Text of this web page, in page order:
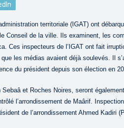
territoriale (IGAT) ont
Conseil de la ville. Ils examinent, les
Ces inspecteurs de l’IGAT ont fait
les médias avaient déjà soulevés. Il
du président depuis son élection en
et Roches Noires, seront
l’arrondissement de Maârif.
de l’arrondissement Ahmed Kadiri